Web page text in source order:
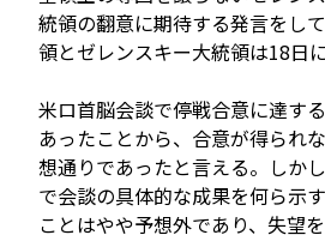
統領の翻意に期待する発言をし
領とゼレンスキー大統領は18日
米ロ首脳会談で停戦合意に達す
あったことから、合意が得られ
想通りであったと言える。しか
で会談の具体的な成果を何ら示
ことはやや予想外であり、失望を